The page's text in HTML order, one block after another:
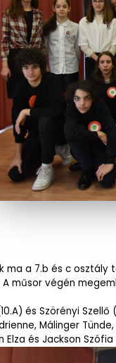
ma a 7.b és c
műsor végén
és Szörényi
Málinger
és Jackson Szófia